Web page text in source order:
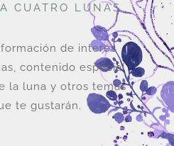
CUATRO LUNAS
de interés
contenido especial
la luna y otros temas
te gustarán.